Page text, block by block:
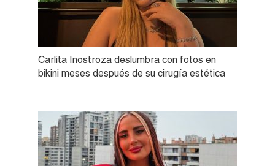
Carlita Inostroza deslumbra con fotos en
bikini meses después de su cirugía estética